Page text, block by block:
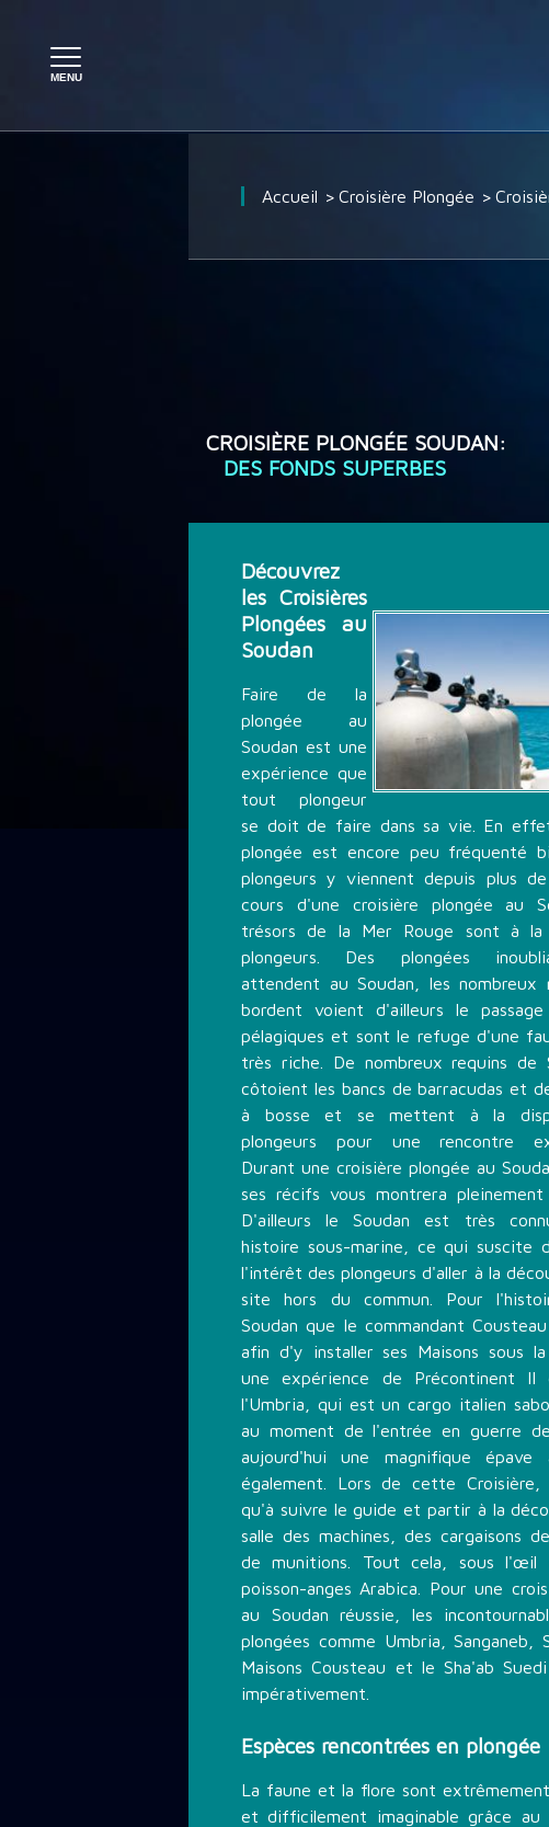
Accueil Croisière Plongée
CROISIÈRE PLONGÉE SOUDAN:
DES FONDS SUPERBES
Découvrez
les Croisières
Plongées au
Soudan
Faire de la
plongée au
Soudan est une
expérience que
tout plongeur
se doit de faire dans sa vie. En
plongée est encore peu fréquenté
plongeurs y viennent depuis plus
cours d'une croisière plongée au
trésors de la Mer Rouge sont à la
plongeurs. Des plongées
attendent au Soudan, les nombreux
bordent voient d'ailleurs le
pélagiques et sont le refuge d'une
très riche. De nombreux requins de
côtoient les bancs de barracudas et
à bosse et se mettent à la
plongeurs pour une rencontre
Durant une croisière plongée au
ses récifs vous montrera pleinement
D'ailleurs le Soudan est très
histoire sous-marine, ce qui suscite
l'intérêt des plongeurs d'aller à la
site hors du commun. Pour
Soudan que le commandant
afin d'y installer ses Maisons sous
une expérience de Précontinent
l'Umbria, qui est un cargo italien
au moment de l'entrée en guerre
aujourd'hui une magnifique épave
également. Lors de cette Croisière,
qu'à suivre le guide et partir à la
salle des machines, des cargaisons
de munitions. Tout cela, sous l'œil
poisson-anges Arabica. Pour une
au Soudan réussie, les
plongées comme Umbria, Sanganeb,
Maisons Cousteau et le Sha'ab
impérativement.
Espèces rencontrées en plongée
La faune et la flore sont
et difficilement imaginable grâce